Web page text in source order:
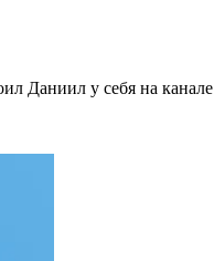
Даниил у себя на канале